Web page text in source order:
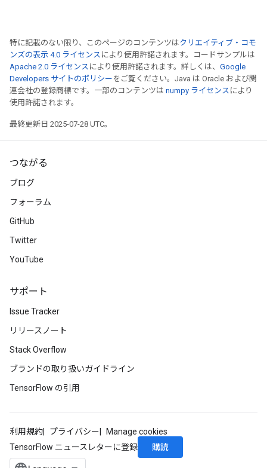
特に記載のない限り、このページのコンテンツはクリエイティブ・コモ
ンズの表示 4.0 ライセンス により使用許諾されます。コードサンプルは
Apache 2.0 ライセンス により使用許諾されます。詳しくは、 Google
Developers サイトのポリシー をご覧ください。Java は Oracle および関
連会社の登録商標です。一部のコンテンツは numpy ライセンス により
使用許諾されます。
最終更新日 2025-07-28 UTC。
つながる
ブログ
フォーラム
GitHub
Twitter
YouTube
サポート
Issue Tracker
リリースノート
Stack Overflow
ブランドの取り扱いガイドライン
TensorFlow の引用
利用規約 プライバシー
Manage cookies
TensorFlow ニュースレターに登録
購読